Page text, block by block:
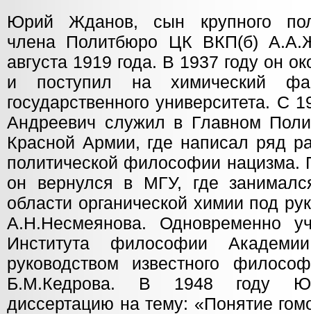
Юрий Жданов, сын крупного
члена Политбюро ЦК ВКП(б)
августа 1919 года. В 1937 году он
и поступил на химический
государственного университета. С
Андреевич служил в Главном
Красной Армии, где написал ряд
политической философии нацизма.
он вернулся в МГУ, где
области органической химии под
А.Н.Несмеянова. Одновременно
Института философии
руководством известного
Б.М.Кедрова. В 1948 году
диссертацию на тему: «Понятие